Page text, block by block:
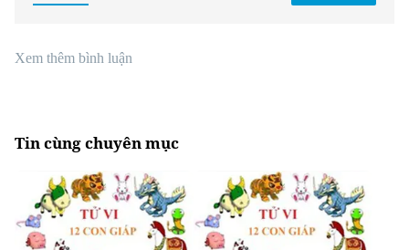
Xem thêm bình luận
Tin cùng chuyên mục